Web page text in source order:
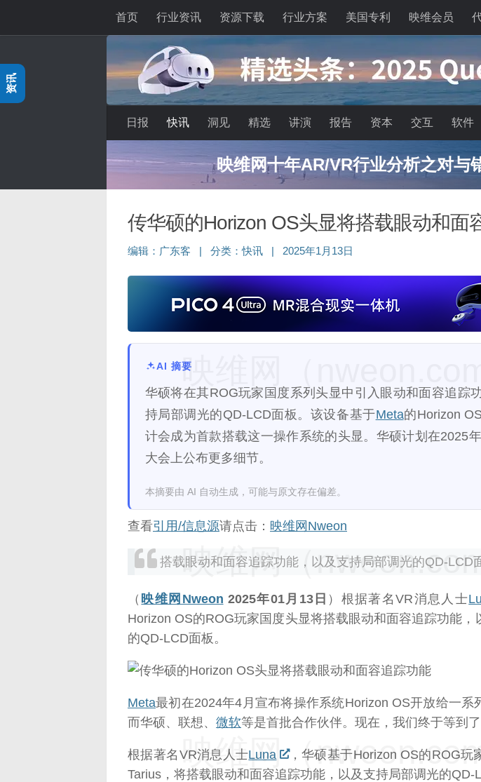
首页 行业资讯 资源下载 行业方案 美国专利 映维会员
日报 快讯 洞见 精选 讲演 报告 资本 交互 软件
映维网十年AR/VR行业分析之对与
传华硕的Horizon OS头显将搭载眼动和面
编辑： 广东客 分类：快讯 2025年1月13日
AI 摘要
华硕将在其ROG玩家国度系列头显中引入眼动和面容追踪
持局部调光的QD-LCD面板。该设备基于Meta的Horizon
计会成为首款搭载这一操作系统的头显。华硕计划在2025
大会上公布更多细节​。
本摘要由 AI 自动生成，可能与原文存在偏差。
查看引用/信息源请点击： 映维网Nweon
搭载眼动和面容追踪功能，以及支持局部调光的QD-LCD
（ 映维网Nweon 2025年01月13日 ）根据著名VR消息人士
Horizon OS的ROG玩家国度头显将搭载眼动和面容追踪功能，
的QD-LCD面板。
Meta最初在2024年4月宣布将操作系统Horizon OS开放给一系
而华硕、联想、 微软等是首批合作伙伴。现在，我们终于等到了
根据著名VR消息人士Luna
，华硕基于Horizon OS的ROG玩
Tarius，将搭载眼动和面容追踪功能，以及支持局部调光的QD-
映维网（nweon.com
映维网（nweon.com
映维网（
资讯